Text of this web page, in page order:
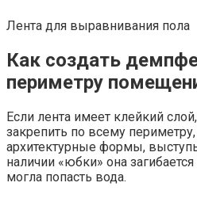
Лента для выравнивания пола
Как создать
периметру
Если лента имеет клейкий
закрепить по всему периметру,
архитектурные формы,
наличии «юбки» она
могла попасть вода.